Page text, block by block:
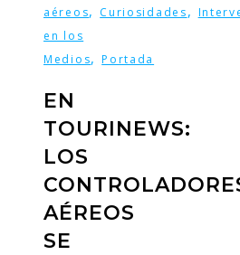
aéreos, Curiosidades,
en los
Medios,Portada
EN
TOURINEWS:
LOS
AÉREOS
SE